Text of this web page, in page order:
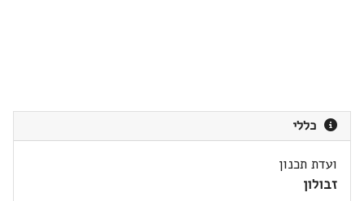
כללי
ועדת תכנון
זבולון